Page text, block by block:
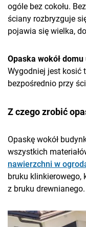
ogóle bez cokołu.
ściany rozbryzguje
pojawia się wielka,
Opaska wokół
Wygodniej jest kosić
bezpośrednio przy
Z czego zrobić
Opaskę wokół
wszystkich
nawierzchni w
bruku klinkierowego,
z bruku drewnianego.